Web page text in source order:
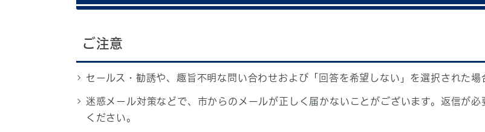
ご注意
セールス・勧誘や、趣旨不明な問い合わせおよび「回答を希望しない」を選択された場
迷惑メール対策などで、市からのメールが正しく届かないことがございます。返信が
ください。